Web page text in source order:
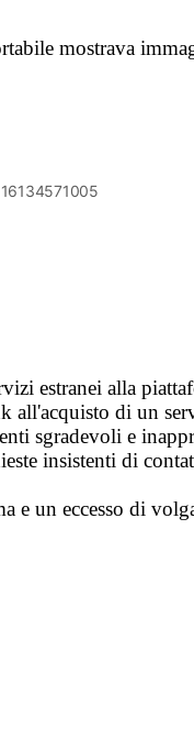
mostrava
estranei alla
di un
sgradevoli e
insistenti di
e un eccesso di